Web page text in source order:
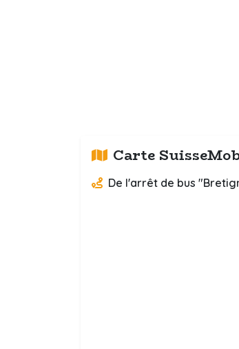
Carte
De l'arrêt de bus